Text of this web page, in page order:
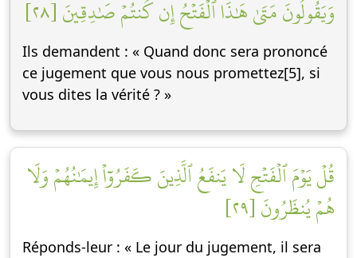
وَيَقُولُونَ مَتَىٰ هَٰذَا ٱلۡفَتۡحُ إِن كُنتُمۡ صَٰدِقِينَ [٢٨]
Ils demandent : « Quand donc sera prononcé
ce jugement que vous nous promettez[5], si
vous dites la vérité ? »
قُلۡ يَوۡمَ ٱلۡفَتۡحِ لَا يَنفَعُ ٱلَّذِينَ كَفَرُوٓاْ إِيمَٰنُهُمۡ وَلَا
هُمۡ يُنظَرُونَ [٢٩]
Réponds-leur : « Le jour du jugement, il sera